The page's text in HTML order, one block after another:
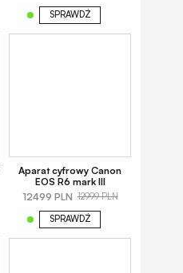
SPRAWDŹ
Aparat cyfrowy Canon
EOS R6 mark III
12499 PLN 12999 PLN
SPRAWDŹ